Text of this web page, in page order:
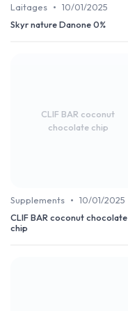
Laitages • 10/01/2025
Skyr nature Danone 0%
CLIF BAR coconut
chocolate chip
Supplements • 10/01/2025
CLIF BAR coconut chocolate
chip